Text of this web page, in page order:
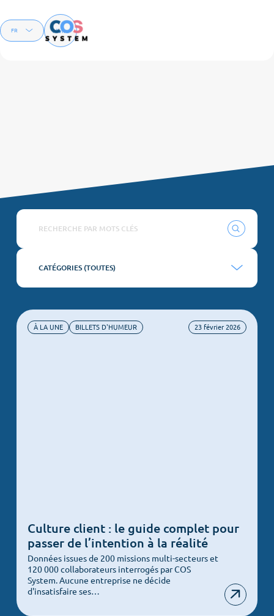
FR Menu
CATÉGORIES (TOUTES)
BILLETS D'HUMEUR
CAS CLIENTS
À LA UNE BILLETS D'HUMEUR 23 février 2026
Culture client : le guide complet pour
passer de l’intention à la réalité
Données issues de 200 missions multi-secteurs et
120 000 collaborateurs interrogés par COS
System. Aucune entreprise ne décide
d'insatisfaire ses…